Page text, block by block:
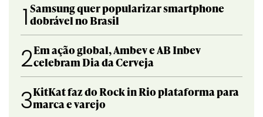
1 Samsung quer popularizar smartphone
dobrável no Brasil
2Em ação global, Ambev e AB Inbev
celebram Dia da Cerveja
3KitKat faz do Rock in Rio plataforma para
marca e varejo